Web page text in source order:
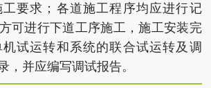
要求；各道施工程序均应进行记
可进行下道工序施工，施工安装完
试运转和系统的联合试运转及调
，并应编写调试报告。